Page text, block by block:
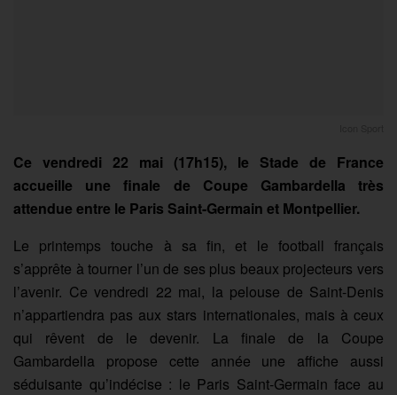
Ce vendredi 22 mai (17h15), le Stade de France
accueille une finale de Coupe Gambardella très
attendue entre le Paris Saint-Germain et Montpellier.
Le printemps touche à sa fin, et le football français
s’apprête à tourner l’un de ses plus beaux projecteurs vers
l’avenir. Ce vendredi 22 mai, la pelouse de Saint-Denis
n’appartiendra pas aux stars internationales, mais à ceux
qui rêvent de le devenir. La finale de la Coupe
Gambardella propose cette année une affiche aussi
séduisante qu’indécise : le Paris Saint-Germain face au